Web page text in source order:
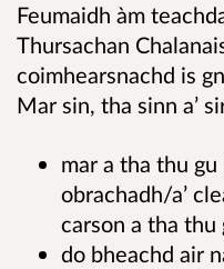
Feumaidh àm
Thursachan
coimhearsnachd is
Mar sin, tha sinn a’
mar a tha thu
obrachadh/a’
carson a tha thu
do bheachd air